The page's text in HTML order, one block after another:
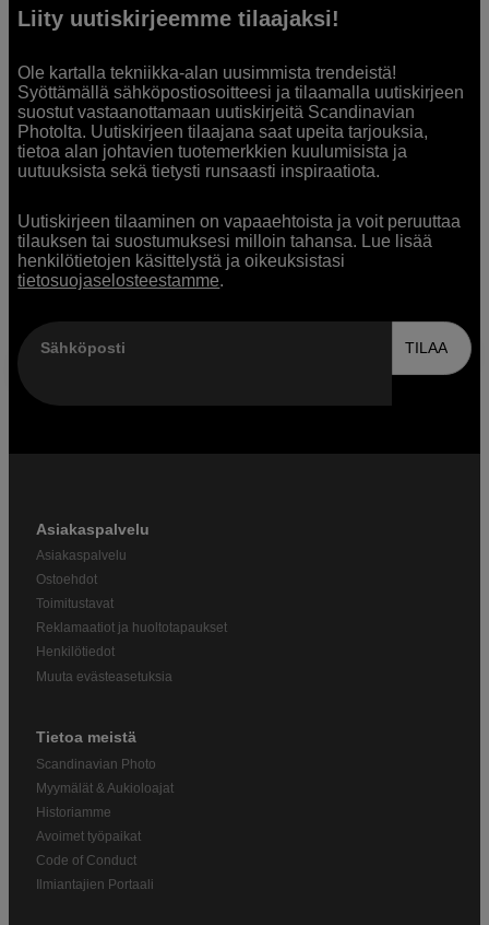
Liity uutiskirjeemme tilaajaksi!
Ole kartalla tekniikka-alan uusimmista trendeistä!
Syöttämällä sähköpostiosoitteesi ja tilaamalla uutiskirjeen
suostut vastaanottamaan uutiskirjeitä Scandinavian
Photolta. Uutiskirjeen tilaajana saat upeita tarjouksia,
tietoa alan johtavien tuotemerkkien kuulumisista ja
uutuuksista sekä tietysti runsaasti inspiraatiota.
Uutiskirjeen tilaaminen on vapaaehtoista ja voit peruuttaa
tilauksen tai suostumuksesi milloin tahansa. Lue lisää
henkilötietojen käsittelystä ja oikeuksistasi
tietosuojaselosteestamme.
Sähköposti TILAA
Asiakaspalvelu
Asiakaspalvelu
Ostoehdot
Toimitustavat
Reklamaatiot ja huoltotapaukset
Henkilötiedot
Muuta evästeasetuksia
Tietoa meistä
Scandinavian Photo
Myymälät & Aukioloajat
Historiamme
Avoimet työpaikat
Code of Conduct
Ilmiantajien Portaali